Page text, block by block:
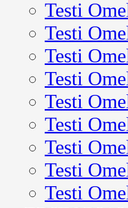
Testi
Testi
Testi
Testi
Testi
Testi
Testi
Testi
Testi